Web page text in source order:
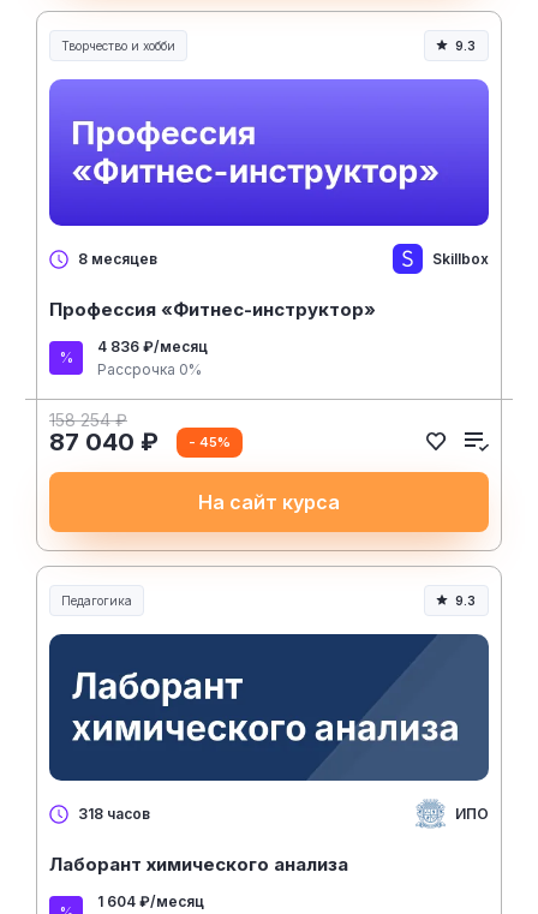
Творчество и хобби
Творчество, контент и хобби
9.3
8 месяцев Skillbox
Профессия «Фитнес-инструктор»
4 836 ₽/месяц
Рассрочка 0%
158 254 ₽
87 040 ₽ - 45%
На сайт курса
Педагогика
Образование и педагогика
9.3
318 часов ИПО
Лаборант химического анализа
1 604 ₽/месяц